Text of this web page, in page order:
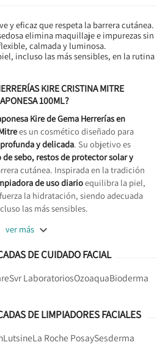
y eficaz que respeta la barrera cutánea.
elimina maquillaje e impurezas sin
calmada y luminosa.
incluso las más sensibles, en la rutina
KIRE CRISTINA MITRE
100ML?
Kire de Gema Herrerías en
es un cosmético diseñado para
y delicada. Su objetivo es
de sebo, restos de protector solar y
cutánea. Inspirada en la tradición
de uso diarioequilibra la piel,
la hidratación, siendo adecuada
las más sensibles.
ver más 
DE CUIDADO FACIAL
Svr LaboratoriosOzoaquaBioderma
DE LIMPIADORES FACIALES
LutsineLa Roche PosaySesderma